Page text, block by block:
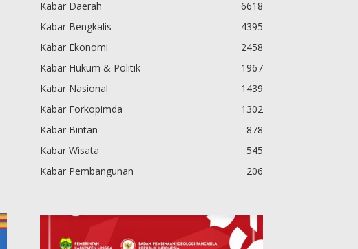
Kabar Daerah
6618
Kabar Bengkalis
4395
Kabar Ekonomi
2458
Kabar Hukum & Politik
1967
Kabar Nasional
1439
Kabar Forkopimda
1302
Kabar Bintan
878
Kabar Wisata
545
Kabar Pembangunan
206